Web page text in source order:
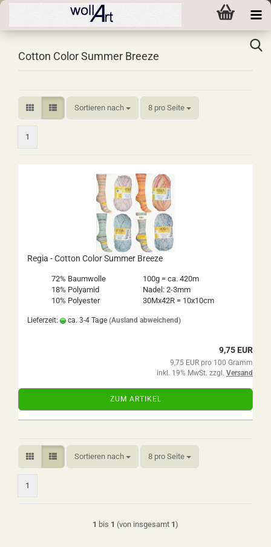
Cotton Color Summer Breeze
Sortieren nach
Sortieren nach 8 pro Seite
pro Seite
1
Regia - Cotton Color Summer Breeze
72% Baumwolle
100g = ca. 420m
18% Polyamid
Nadel: 2-3mm
10% Polyester
30Mx42R = 10x10cm
Lieferzeit: ca. 3-4 Tage (Ausland abweichend)
9,75 EUR
9,75 EUR pro 100 Gramm
inkl. 19% MwSt. zzgl. Versand
ZUM ARTIKEL
Sortieren nach
Sortieren nach 8 pro Seite
pro Seite
1
1 bis 1 (von insgesamt 1)